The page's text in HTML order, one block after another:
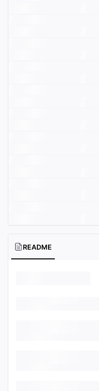
README